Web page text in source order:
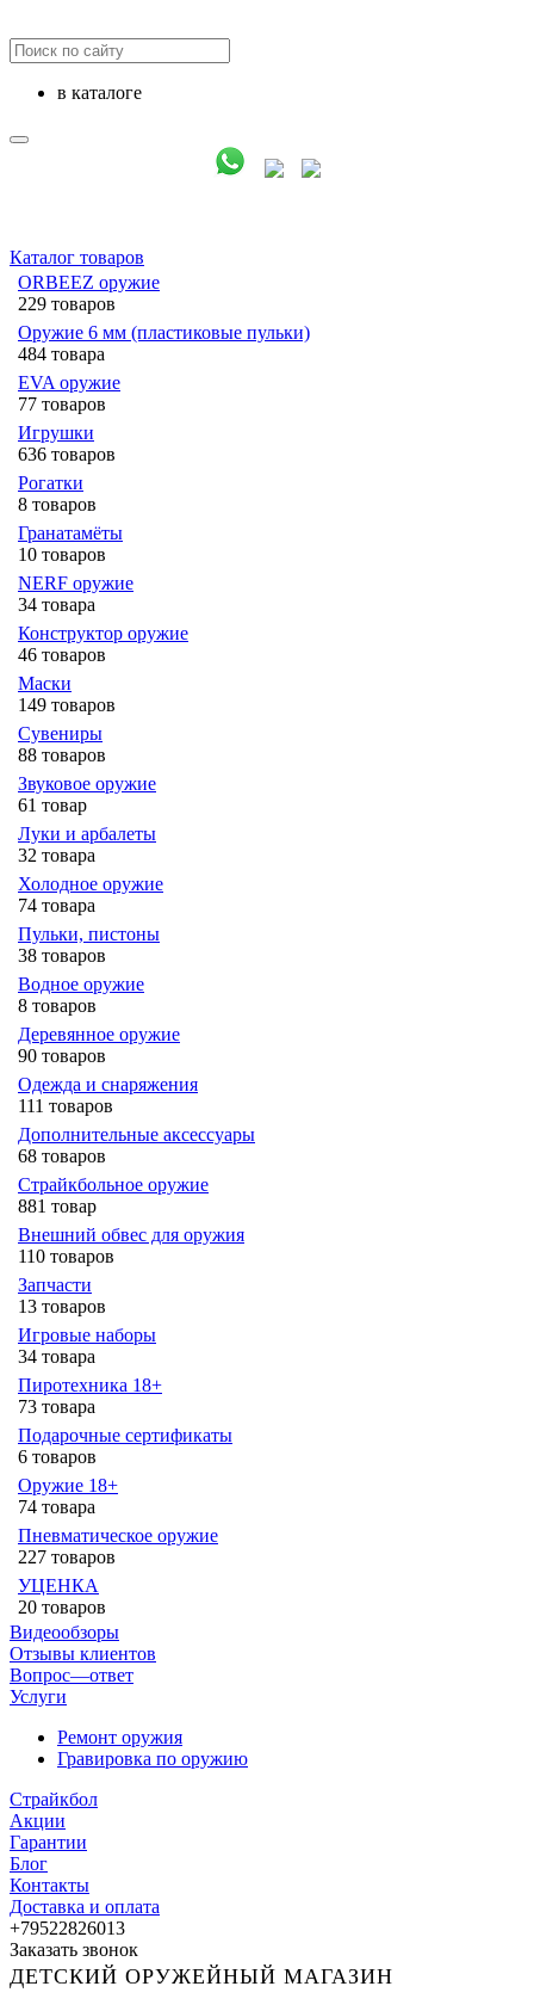
в каталоге
Каталог товаров
ORBEEZ оружие
229 товаров
Оружие 6 мм (пластиковые пульки)
484 товара
EVA оружие
77 товаров
Игрушки
636 товаров
Рогатки
8 товаров
Гранатамёты
10 товаров
NERF оружие
34 товара
Конструктор оружие
46 товаров
Маски
149 товаров
Сувениры
88 товаров
Звуковое оружие
61 товар
Луки и арбалеты
32 товара
Холодное оружие
74 товара
Пульки, пистоны
38 товаров
Водное оружие
8 товаров
Деревянное оружие
90 товаров
Одежда и снаряжения
111 товаров
Дополнительные аксессуары
68 товаров
Страйкбольное оружие
881 товар
Внешний обвес для оружия
110 товаров
Запчасти
13 товаров
Игровые наборы
34 товара
Пиротехника 18+
73 товара
Подарочные сертификаты
6 товаров
Оружие 18+
74 товара
Пневматическое оружие
227 товаров
УЦЕНКА
20 товаров
Видеообзоры
Отзывы клиентов
Вопрос—ответ
Услуги
Ремонт оружия
Гравировка по оружию
Страйкбол
Акции
Гарантии
Блог
Контакты
Доставка и оплата
+79522826013
Заказать звонок
ДЕТСКИЙ ОРУЖЕЙНЫЙ МАГАЗИН